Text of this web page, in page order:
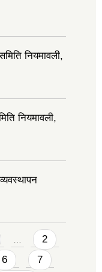
नियमावली,
नियमावली,
…
2
6
7